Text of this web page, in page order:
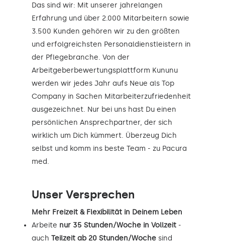
Das sind wir: Mit unserer jahrelangen
Erfahrung und über 2.000 Mitarbeitern sowie
3.500 Kunden gehören wir zu den größten
und erfolgreichsten Personaldienstleistern in
der Pflegebranche. Von der
Arbeitgeberbewertungsplattform Kununu
werden wir jedes Jahr aufs Neue als Top
Company in Sachen Mitarbeiterzufriedenheit
ausgezeichnet. Nur bei uns hast Du einen
persönlichen Ansprechpartner, der sich
wirklich um Dich kümmert. Überzeug Dich
selbst und komm ins beste Team - zu Pacura
med.
Unser Versprechen
Mehr Freizeit & Flexibilität in Deinem Leben
Arbeite nur 35 Stunden/Woche in Vollzeit -
auch Teilzeit ab 20 Stunden/Woche sind